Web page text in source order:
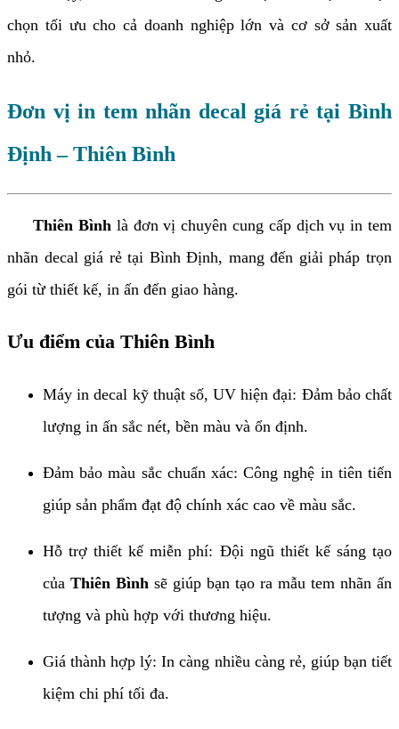
chọn tối ưu cho cả doanh nghiệp lớn và cơ sở sản xuất
nhỏ.
Đơn vị in tem nhãn decal giá rẻ tại Bình
Định – Thiên Bình
Thiên Bìnhlà đơn vị chuyên cung cấp dịch vụ in tem
nhãn decal giá rẻ tại Bình Định, mang đến giải pháp trọn
gói từ thiết kế, in ấn đến giao hàng.
Ưu điểm của Thiên Bình
Máy in decal kỹ thuật số, UV hiện đại: Đảm bảo chất
lượng in ấn sắc nét, bền màu và ổn định.
Đảm bảo màu sắc chuẩn xác: Công nghệ in tiên tiến
giúp sản phẩm đạt độ chính xác cao về màu sắc.
Hỗ trợ thiết kế miễn phí: Đội ngũ thiết kế sáng tạo
của Thiên Bình sẽ giúp bạn tạo ra mẫu tem nhãn ấn
tượng và phù hợp với thương hiệu.
Giá thành hợp lý: In càng nhiều càng rẻ, giúp bạn tiết
kiệm chi phí tối đa.